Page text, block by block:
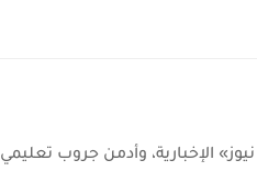
الإخبارية، وأدمن جروب تعليمي